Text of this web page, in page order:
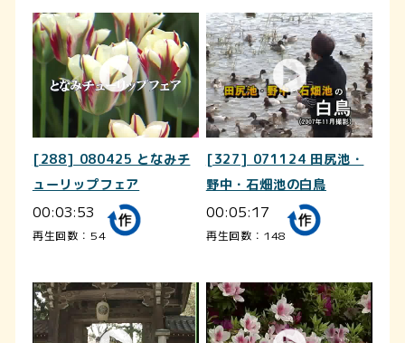
[288] 080425 となみチ
ューリップフェア
00:03:53
再生回数：54
[327] 071124 田尻池・
野中・石畑池の白鳥
00:05:17
再生回数：148